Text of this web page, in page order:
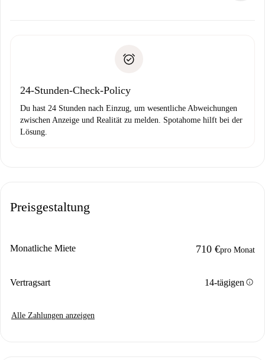
24-Stunden-Check-Policy
Du hast 24 Stunden nach Einzug, um wesentliche Abweichungen
zwischen Anzeige und Realität zu melden. Spotahome hilft bei der
Lösung.
Preisgestaltung
Monatliche Miete 710 €pro Monat
Vertragsart 14-tägigeninfo
Alle Zahlungen anzeigen